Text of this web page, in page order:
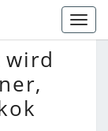
wird